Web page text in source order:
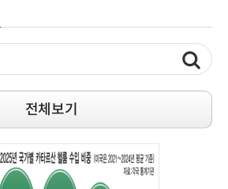
전체보기